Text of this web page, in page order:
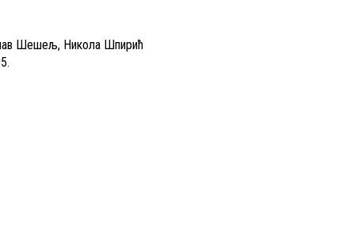
Шешељ, Никола Шпирић